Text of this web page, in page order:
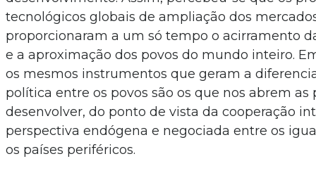
tecnológicos globais de ampliação dos
proporcionaram a um só tempo o acirramento
e a aproximação dos povos do mundo inteiro.
os mesmos instrumentos que geram a
política entre os povos são os que nos abrem as
desenvolver, do ponto de vista da cooperação
perspectiva endógena e negociada entre os
os países periféricos.